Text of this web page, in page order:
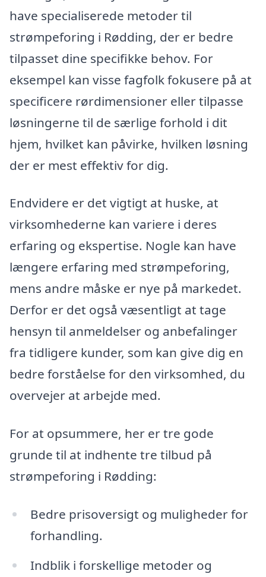
have specialiserede metoder til
strømpeforing i Rødding, der er bedre
tilpasset dine specifikke behov. For
eksempel kan visse fagfolk fokusere på at
specificere rørdimensioner eller tilpasse
løsningerne til de særlige forhold i dit
hjem, hvilket kan påvirke, hvilken løsning
der er mest effektiv for dig.
Endvidere er det vigtigt at huske, at
virksomhederne kan variere i deres
erfaring og ekspertise. Nogle kan have
længere erfaring med strømpeforing,
mens andre måske er nye på markedet.
Derfor er det også væsentligt at tage
hensyn til anmeldelser og anbefalinger
fra tidligere kunder, som kan give dig en
bedre forståelse for den virksomhed, du
overvejer at arbejde med.
For at opsummere, her er tre gode
grunde til at indhente tre tilbud på
strømpeforing i Rødding:
Bedre prisoversigt og muligheder for
forhandling.
Indblik i forskellige metoder og